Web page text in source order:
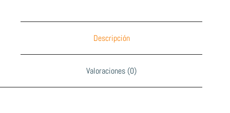
Descripción
Valoraciones (0)